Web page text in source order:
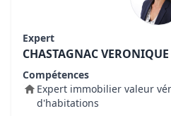
Expert
CHASTAGNAC VERONIQUE
Compétences
Expert immobilier valeur
d'habitations